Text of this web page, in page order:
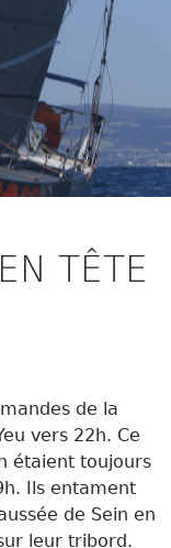
TÊTE
de la
vers 22h. Ce
étaient toujours
Ils entament
de Sein en
leur tribord.